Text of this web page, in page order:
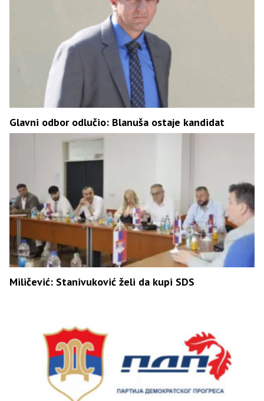
Glavni odbor odlučio: Blanuša ostaje kandidat
Miličević: Stanivuković želi da kupi SDS